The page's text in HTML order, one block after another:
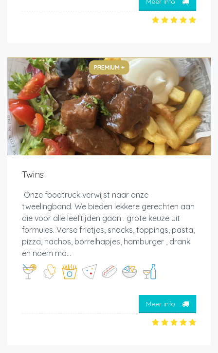
PREMIUM +
Twins
Onze foodtruck verwijst naar onze
tweelingband. We bieden lekkere gerechten aan
die voor alle leeftijden gaan . grote keuze uit
formules. Verse frietjes, snacks, toppings, pasta,
pizza, nachos, borrelhapjes, hamburger , drank
en noem ma...
Meer info